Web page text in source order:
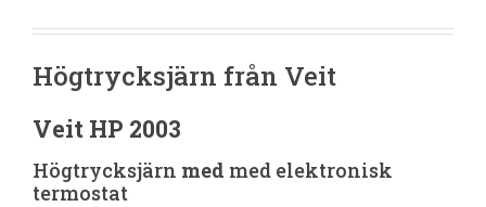
Högtrycksjärn från Veit
Veit HP 2003
Högtrycksjärn med med elektronisk
termostat